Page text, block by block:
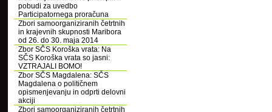
pobudi za uvedbo
Participatornega proračuna
Zbori samoorganiziranih četrtnih
in krajevnih skupnosti Maribora
od 26. do 30. maja 2014
Zbor SČS Koroška vrata: Na
SČS Koroška vrata so jasni:
VZTRAJALI BOMO!
Zbor SČS Magdalena: SČS
Magdalena o političnem
opismenjevanju in odprti delovni
akciji
Zbori samoorganiziranih četrtnih